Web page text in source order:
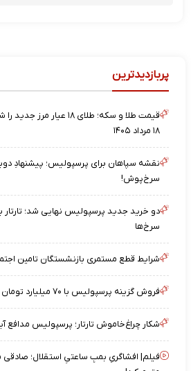
پربازدیدترین
قیمت طلا و سکه؛ طلای ۱۸
۱۸ مرداد ۱۴۰۵
نقشه‌ سپاهان برای پرسپولیس؛ پیشنهادِ
سرخ‌پوش!
دو خرید جدید پرسپولیس نهایی شد؛ تارتار
سرخ‌ها
شرایط قطع مستمری بازنشستگان تامین
فروش گزینه پرسپولیس با ۷۰ میلیارد تومان
شکار چراغ‌خاموش تارتار؛ پرسپولیس مدافع
فیلم| افشاگریِ بمبِ ساعتیِ استقلال؛ صادقی